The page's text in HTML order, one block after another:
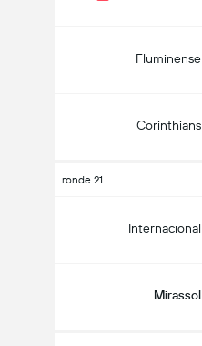
Fluminense
Corinthians
ronde 21
Internacional
Mirassol